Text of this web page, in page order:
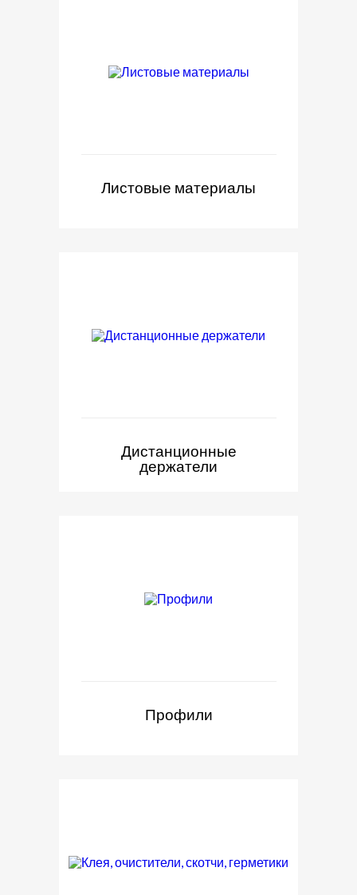
Листовые материалы
Дистанционные
держатели
Профили